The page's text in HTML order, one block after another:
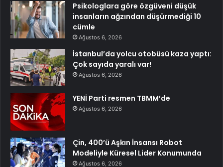
Psikologlara göre özgüveni düşük
insanların ağzından düşürmediği 10
cümle
Ağustos 6, 2026
İstanbul’da yolcu otobüsü kaza yaptı:
Çok sayıda yaralı var!
Ağustos 6, 2026
YENİ Parti resmen TBMM’de
Ağustos 6, 2026
Çin, 400’ü Aşkın İnsansı Robot
Modeliyle Küresel Lider Konumunda
Ağustos 6, 2026